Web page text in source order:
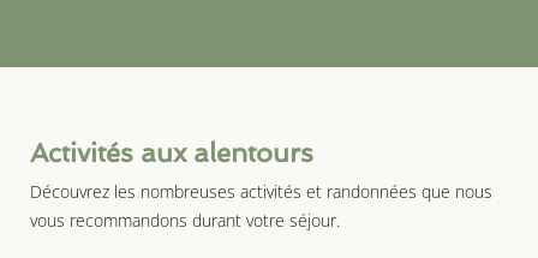
Activités aux alentours
Découvrez les nombreuses activités et randonnées que nous
vous recommandons durant votre séjour.